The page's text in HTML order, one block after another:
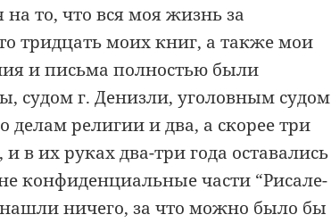
то, что вся моя жизнь за
тридцать моих книг, а также мои
и письма полностью были
судом г. Денизли, уголовным судом
религии и два, а скорее три
в их руках два-три года оставались
конфиденциальные части “Рисале-
ничего, за что можно было бы